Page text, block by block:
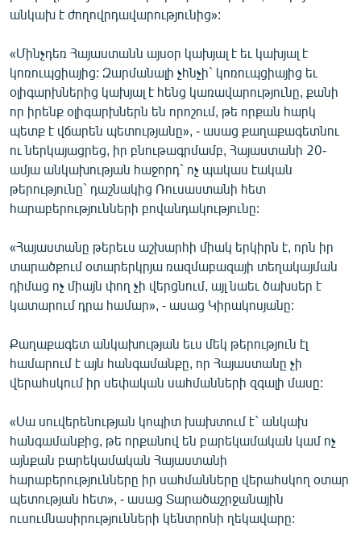
«Ազատության» բոլոր կայքերը
անկախ է ժողովրդավարությունից»:
«Մինչդեռ Հայաստանն այսօր կախյալ է եւ կախյալ է
կոռուպցիայից: Զարմանալի չհնչի` կոռուպցիայից եւ
օլիգարխներից կախյալ է հենց կառավարությունը, քանի
որ իրենք օլիգարխներն են որոշում, թե որքան հարկ
պետք է վճարեն պետությանը», - ասաց քաղաքագետնու
ու ներկայացրեց, իր բնութագրմամբ, Հայաստանի 20-
ամյա անկախության հաջորդ` ոչ պակաս էական
թերությունը` դաշնակից Ռուսաստանի հետ
հարաբերությունների բովանդակությունը:
«Հայաստանը թերեւս աշխարհի միակ երկիրն է, որն իր
տարածքում օտարերկրյա ռազմաբազայի տեղակայման
դիմաց ոչ միայն փող չի վերցնում, այլ նաեւ ծախսեր է
կատարում դրա համար», - ասաց Կիրակոսյանը:
Քաղաքագետ անկախության եւս մեկ թերություն էլ
համարում է այն հանգամանքը, որ Հայաստանը չի
վերահսկում իր սեփական սահմանների զգալի մասը:
«Սա սուվերենության կոպիտ խախտում է` անկախ
հանգամանքից, թե որքանով են բարեկամական կամ ոչ
այնքան բարեկամական Հայաստանի
հարաբերությունները իր սահմանները վերահսկող օտար
պետության հետ», - ասաց Տարածաշրջանային
ուսումնասիրությունների կենտրոնի ղեկավարը: